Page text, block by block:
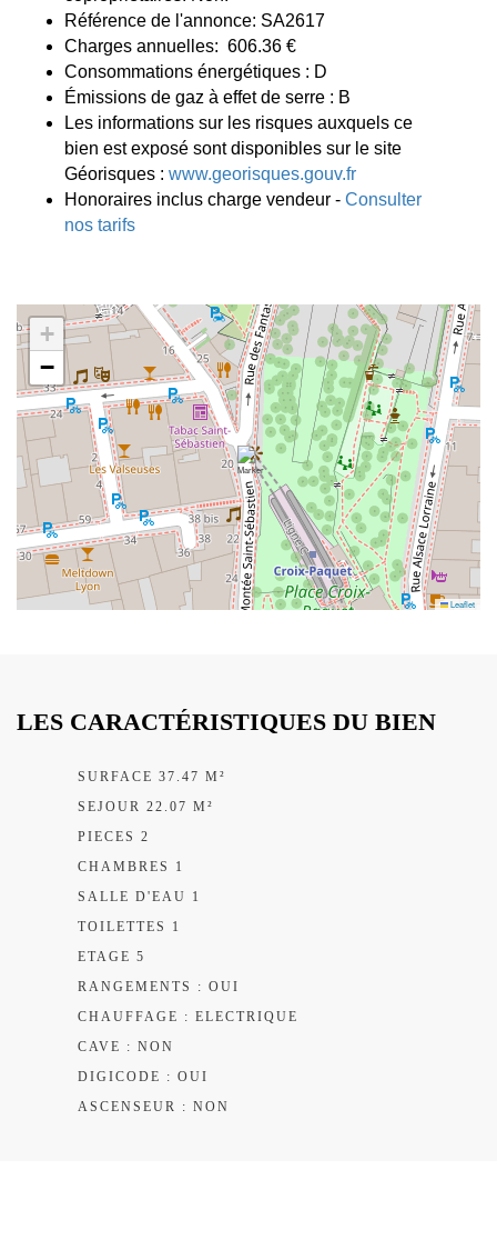
Référence de l'annonce: SA2617
Charges annuelles: 606.36 €
Consommations énergétiques : D
Émissions de gaz à effet de serre : B
Les informations sur les risques auxquels ce
bien est exposé sont disponibles sur le site
Géorisques : www.georisques.gouv.fr
Honoraires inclus charge vendeur - Consulter
nos tarifs
+
−
Leaflet
LES CARACTÉRISTIQUES DU BIEN
SURFACE 37.47 M²
SEJOUR 22.07 M²
PIECES 2
CHAMBRES 1
SALLE D'EAU 1
TOILETTES 1
ETAGE 5
RANGEMENTS : OUI
CHAUFFAGE : ELECTRIQUE
CAVE : NON
DIGICODE : OUI
ASCENSEUR : NON